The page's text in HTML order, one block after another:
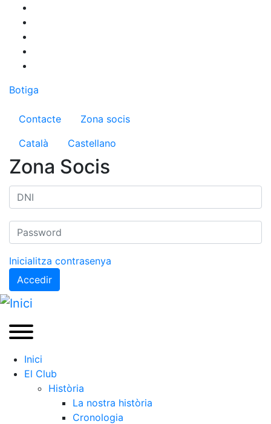
contingut
Botiga
Menú del compte d'usuari
Contacte
Zona socis
Català
Castellano
Zona Socis
Inicialitza contrasenya
Accedir
Inici
El Club
Història
La nostra història
Cronologia